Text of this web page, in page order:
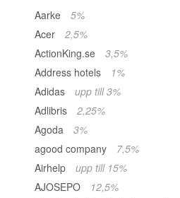
Aarke
5%
Acer
2,5%
ActionKing.se
3,5%
Address hotels
1%
Adidas
upp till 3%
Adlibris
2,25%
Agoda
3%
agood company
7,5%
Airhelp
upp till 15%
AJOSEPO
12,5%